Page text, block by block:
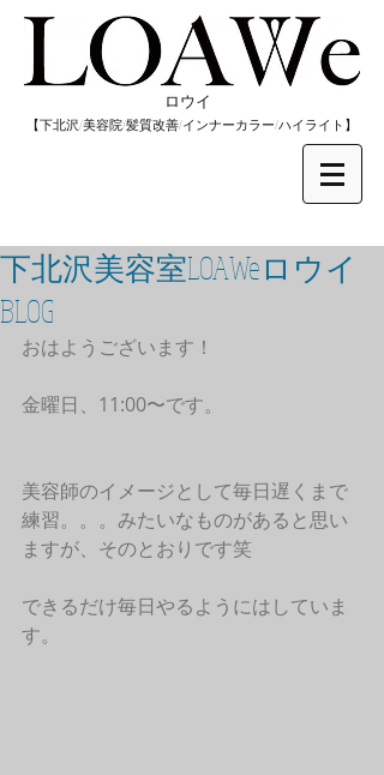
​ロウイ
​【下北沢/美容院/髪質改善/インナーカラー/​ハイライト】
下北沢美容室LOAWeロウイ
BLOG
おはようございます！
金曜日、11:00〜です。
美容師のイメージとして毎日遅くまで
練習。。。みたいなものがあると思い
ますが、そのとおりです笑
できるだけ毎日やるようにはしていま
す。